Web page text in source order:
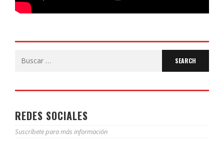
REDES SOCIALES
Suscríbete para más información